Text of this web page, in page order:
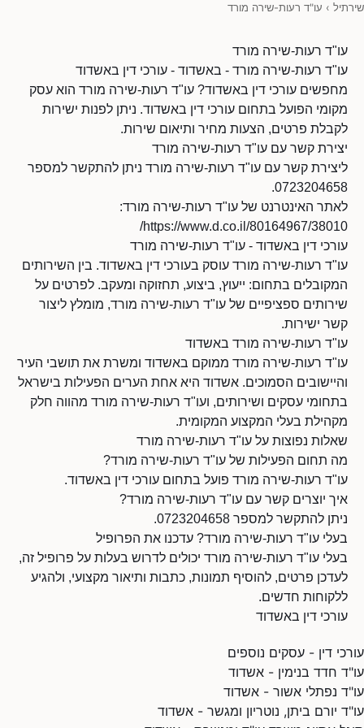
שירתיל › עו"ד רעות-שירה מורד
עו"ד רעות-שירה מורד
עו"ד רעות-שירה מורד - באשדוד - עורכי דין באשדוד
מחפשים עורכי דין באשדוד? עו"ד רעות-שירה מורד הוא עסק
מקומי הפועל בתחום עורכי דין באשדוד. ניתן לפנות ישירות
לקבלת פרטים, הצעות מחיר ותיאום שירות.
יצירת קשר עם עו"ד רעות-שירה מורד
ליצירת קשר עם עו"ד רעות-שירה מורד ניתן להתקשר למספר
0723204658.
לאתר האינטרנט של עו"ד רעות-שירה מורד:
https://www.d.co.il/80164967/38010/
עורכי דין באשדוד - עו"ד רעות-שירה מורד
עו"ד רעות-שירה מורד עוסק בעורכי דין באשדוד. בין השירותים
המקובלים בתחום: ייעוץ, ביצוע, תחזוקה ומעקב. לפרטים על
שירותים ספציפיים של עו"ד רעות-שירה מורד, מומלץ ליצור
קשר ישירות.
עו"ד רעות-שירה מורד באשדוד
עו"ד רעות-שירה מורד ממוקם באשדוד ומשרת את תושבי העיר
והיישובים הסמוכים. אשדוד היא אחת הערים הפעילות בישראל
בתחומי עסקים ושירותים, ועו"ד רעות-שירה מורד מהווה חלק
מקהילת בעלי המקצוע המקומית.
שאלות נפוצות על עו"ד רעות-שירה מורד
מה תחום הפעילות של עו"ד רעות-שירה מורד?
עו"ד רעות-שירה מורד פועל בתחום עורכי דין באשדוד.
איך יוצרים קשר עם עו"ד רעות-שירה מורד?
ניתן להתקשר למספר 0723204658.
בעלי עו"ד רעות-שירה מורד? עדכנו את הפרופיל
בעלי עו"ד רעות-שירה מורד יכולים לדרוש בעלות על פרופיל זה,
לעדכן פרטים, להוסיף תמונות, כתבות ותיאור מקצועי, ולהגיע
ללקוחות חדשים.
עורכי דין באשדוד
עורכי דין - עסקים נוספים
עו"ד חדד בנימין - אשדוד
עו"ד נפתלי אשור - אשדוד
עו"ד יורם ביתן, נוטריון ומגשר - אשדוד